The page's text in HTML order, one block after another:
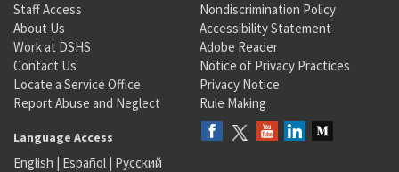
Staff Access
About Us
Work at DSHS
Contact Us
Locate a Service Office
Report Abuse and Neglect
Nondiscrimination Policy
Accessibility Statement
Adobe Reader
Notice of Privacy Practices
Privacy Notice
Rule Making
Language Access
English | Español | Русский